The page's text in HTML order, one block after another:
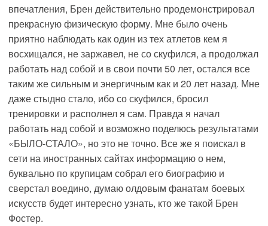
впечатления, Брен действительно продемонстрировал
прекрасную физическую форму. Мне было очень
приятно наблюдать как один из тех атлетов кем я
восхищался, не заржавел, не со скуфился, а продолжал
работать над собой и в свои почти 50 лет, остался все
таким же сильным и энергичным как и 20 лет назад. Мне
даже стыдно стало, ибо со скуфился, бросил
тренировки и располнел я сам. Правда я начал
работать над собой и возможно поделюсь результатами
«БЫЛО-СТАЛО», но это не точно. Все же я поискал в
сети на иностранных сайтах информацию о нем,
буквально по крупицам собрал его биографию и
сверстал воедино, думаю олдовым фанатам боевых
искусств будет интересно узнать, кто же такой Брен
Фостер.